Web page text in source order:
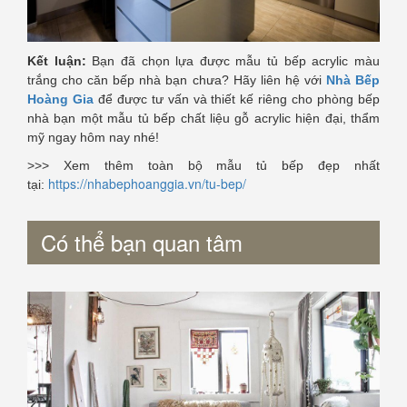
Kết luận: Bạn đã chọn lựa được mẫu tủ bếp acrylic màu
trắng cho căn bếp nhà bạn chưa? Hãy liên hệ với Nhà Bếp
Hoàng Gia để được tư vấn và thiết kế riêng cho phòng bếp
nhà bạn một mẫu tủ bếp chất liệu gỗ acrylic hiện đại, thẩm
mỹ ngay hôm nay nhé!
>>> Xem thêm toàn bộ mẫu tủ bếp đẹp nhất
tại: https://nhabephoanggia.vn/tu-bep/
Có thể bạn quan tâm